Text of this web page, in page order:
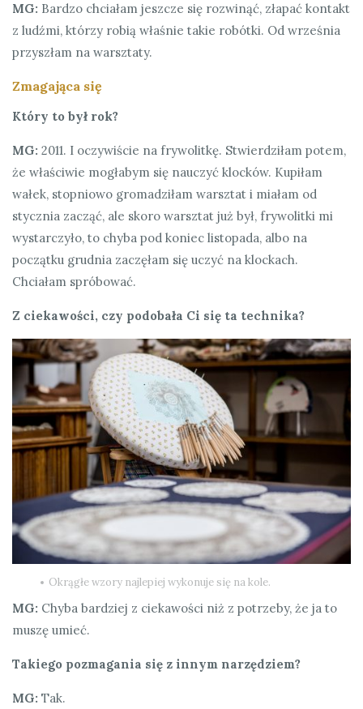
MG: Bardzo chciałam jeszcze się rozwinąć, złapać kontakt
z ludźmi, którzy robią właśnie takie robótki. Od września
przyszłam na warsztaty.
Zmagająca się
Który to był rok?
MG: 2011. I oczywiście na frywolitkę. Stwierdziłam potem,
że właściwie mogłabym się nauczyć klocków. Kupiłam
wałek, stopniowo gromadziłam warsztat i miałam od
stycznia zacząć, ale skoro warsztat już był, frywolitki mi
wystarczyło, to chyba pod koniec listopada, albo na
początku grudnia zaczęłam się uczyć na klockach.
Chciałam spróbować.
Z ciekawości, czy podobała Ci się ta technika?
Okrągłe wzory najlepiej wykonuje się na kole.
MG: Chyba bardziej z ciekawości niż z potrzeby, że ja to
muszę umieć.
Takiego pozmagania się z innym narzędziem?
MG: Tak.